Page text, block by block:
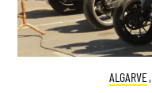
ALGARVE,